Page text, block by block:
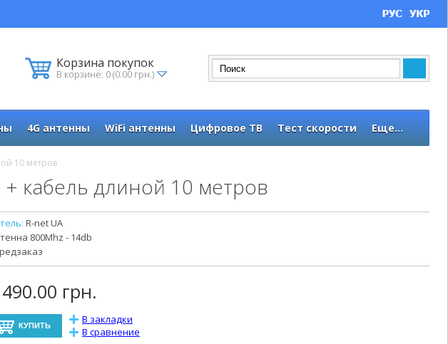
Корзина покупок
В корзине: 0 (0.00 грн.)
4G антенны WiFi антенны Цифровое ТВ Тест скорости Еще...
10 метров
кабель длиной 10 метров
R-net UA
800Mhz - 14db
490.00 грн.
В закладки
В сравнение